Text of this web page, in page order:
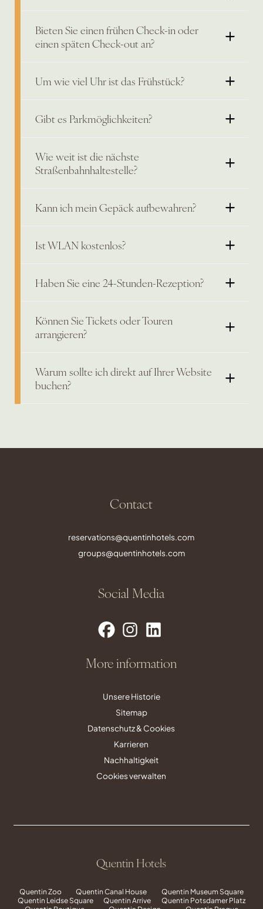
Bieten Sie einen frühen Check-in oder
einen späten Check-out an?
Um wie viel Uhr ist das Frühstück?
Gibt es Parkmöglichkeiten?
Wie weit ist die nächste
Straßenbahnhaltestelle?
Kann ich mein Gepäck aufbewahren?
Ist WLAN kostenlos?
Haben Sie eine 24-Stunden-Rezeption?
Können Sie Tickets oder Touren
arrangieren?
Warum sollte ich direkt auf Ihrer Website
buchen?
Contact
reservations@quentinhotels.com
groups@quentinhotels.com
Social Media
More information
Unsere Historie
Sitemap
Datenschutz & Cookies
Karrieren
Nachhaltigkeit
Cookies verwalten
Quentin Hotels
Quentin Zoo Quentin Canal House
Quentin Museum Square
Quentin Leidse Square
Quentin Arrive
Quentin Potsdamer Platz